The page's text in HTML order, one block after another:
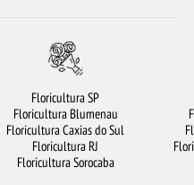
SÃO JOSÉ DOS CAMPOS
FLORICULTURA PORTO ALEGRE
URSO DE PELÚCIA
Floricultura SP
Floricultura Blumenau
Floricultura Caxias do Sul
Floricultura RJ
Floricultura Sorocaba